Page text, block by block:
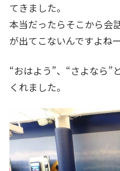
てきました。
本当だったらそこから会
が出てこないんですよ
“おはよう”、“さよなら”
くれました。